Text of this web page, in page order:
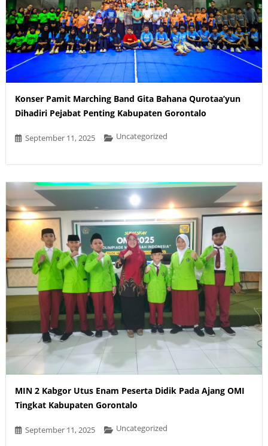
Konser Pamit Marching Band Gita Bahana Qurotaa’yun
Dihadiri Pejabat Penting Kabupaten Gorontalo
September 11, 2025 Uncategorized
MIN 2 Kabgor Utus Enam Peserta Didik Pada Ajang OMI
Tingkat Kabupaten Gorontalo
September 11, 2025 Uncategorized